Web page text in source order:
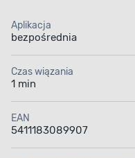
Aplikacja
bezpośrednia
Czas wiązania
1 min
EAN
5411183089907